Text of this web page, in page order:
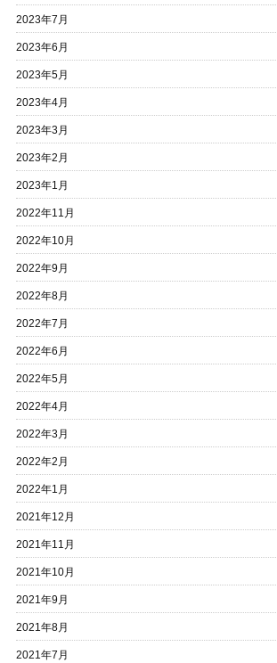
2023年7月
2023年6月
2023年5月
2023年4月
2023年3月
2023年2月
2023年1月
2022年11月
2022年10月
2022年9月
2022年8月
2022年7月
2022年6月
2022年5月
2022年4月
2022年3月
2022年2月
2022年1月
2021年12月
2021年11月
2021年10月
2021年9月
2021年8月
2021年7月